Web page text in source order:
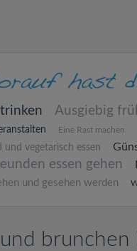
Ausgiebig
Eine Rast machen
und vegetarisch essen
essen gehen
und gesehen werden
brunchen